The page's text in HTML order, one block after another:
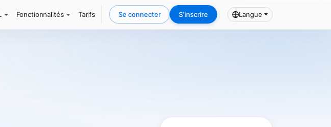
Fonctionnalités Tarifs Se connecter S’inscrire Langue